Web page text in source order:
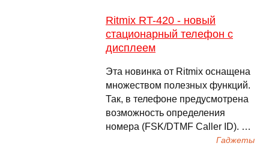
Ritmix RT-420 - новый
стационарный телефон с
дисплеем
Эта новинка от Ritmix оснащена
множеством полезных функций.
Так, в телефоне предусмотрена
возможность определения
номера (FSK/DTMF Caller ID). …
Гаджеты